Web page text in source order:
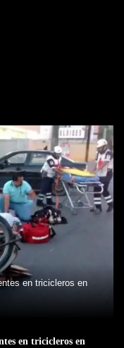
en tricicleros en
en tricicleros en